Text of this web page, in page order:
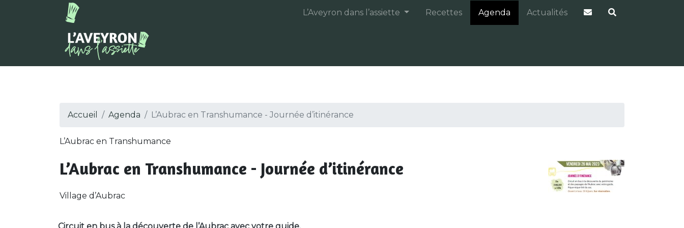
L’Aveyron dans l’assiette Recettes Agenda Actualités
Accueil Agenda L’Aubrac en Transhumance - Journée d’itinérance
L’Aubrac en Transhumance
L’Aubrac en Transhumance - Journée d’itinérance
Village d’Aubrac